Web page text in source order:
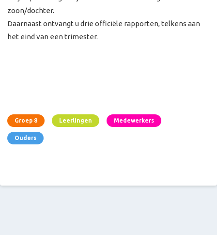
zoon/dochter.
Daarnaast ontvangt u drie officiële rapporten, telkens aan
het eind van een trimester.
Groep 8 Leerlingen Medewerkers
Ouders